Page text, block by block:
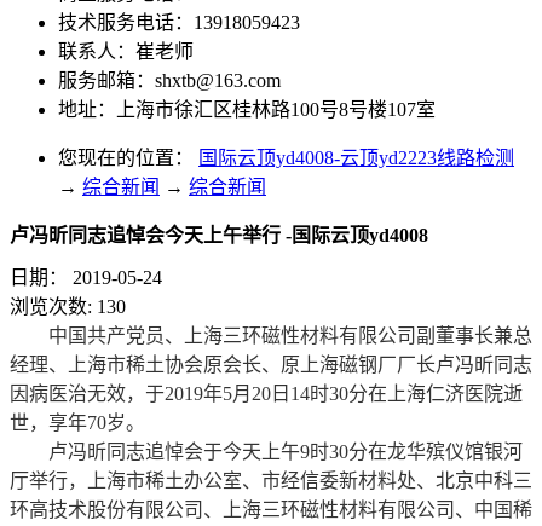
技术服务电话：13918059423
联系人：崔老师
服务邮箱： shxtb@163.com
地址：上海市徐汇区桂林路100号8号楼107室
您现在的位置：
国际云顶yd4008-云顶yd2223线路检测
→ 综合新闻 → 综合新闻
卢冯昕同志追悼会今天上午举行 -国际云顶yd4008
日期：
2019-05-24
浏览次数: 130
中国共产党员、上海三环磁性材料有限公司副董事长兼总
经理、上海市稀土协会原会长、原上海磁钢厂厂长卢冯昕同志
因病医治无效，于2019年5月20日14时30分在上海仁济医院逝
世，享年70岁。
卢冯昕同志追悼会于今天上午9时30分在龙华殡仪馆银河
厅举行，上海市稀土办公室、市经信委新材料处、北京中科三
环高技术股份有限公司、上海三环磁性材料有限公司、中国稀